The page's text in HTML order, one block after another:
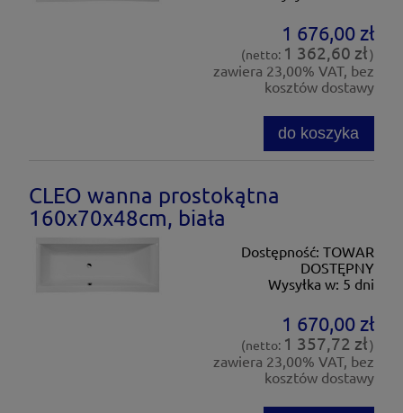
1 676,00 zł
(netto: 1 362,60 zł)
zawiera 23,00% VAT, bez
kosztów dostawy
do koszyka
CLEO wanna prostokątna
160x70x48cm, biała
Dostępność: TOWAR
DOSTĘPNY
Wysyłka w: 5 dni
1 670,00 zł
(netto: 1 357,72 zł)
zawiera 23,00% VAT, bez
kosztów dostawy